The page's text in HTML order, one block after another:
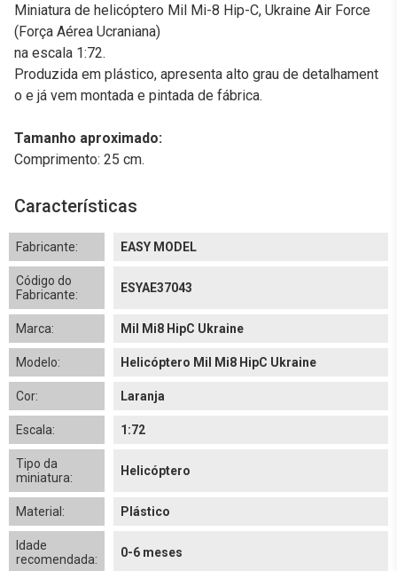
Miniatura de helicóptero Mil Mi-8 Hip-C, Ukraine Air Force
(Força Aérea Ucraniana)
na escala 1:72.
Produzida em plástico, apresenta alto grau de detalhament
o e já vem montada e pintada de fábrica.
Tamanho aproximado:
Comprimento: 25 cm.
Características
Fabricante: EASY MODEL
Código do
Fabricante:
ESYAE37043
Marca: Mil Mi8 HipC Ukraine
Modelo: Helicóptero Mil Mi8 HipC Ukraine
Cor: Laranja
Escala: 1:72
Tipo da
miniatura:
Helicóptero
Material: Plástico
Idade
recomendada:
0-6 meses